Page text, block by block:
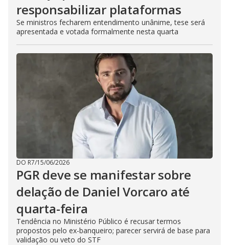
responsabilizar plataformas
Se ministros fecharem entendimento unânime, tese será
apresentada e votada formalmente nesta quarta
DO R7/15/06/2026
PGR deve se manifestar sobre
delação de Daniel Vorcaro até
quarta-feira
Tendência no Ministério Público é recusar termos
propostos pelo ex-banqueiro; parecer servirá de base para
validação ou veto do STF